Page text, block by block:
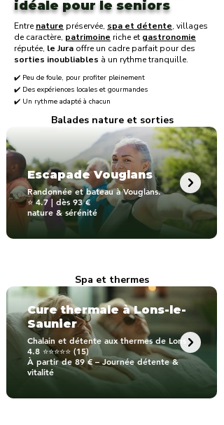
idéale pour le seniors
Entre nature préservée, spa et détente, villages
de caractère, patrimoine riche et gastronomie
réputée, le Jura offre un cadre parfait pour des
sorties inoubliables à un rythme tranquille.
✔️ Peu de foule, pour profiter pleinement
✔️ Des expériences locales et gourmandes
✔️ Un rythme adapté à chacun
Balades nature et sorties
Escapade Vouglans
Randonnée et bateau à Vouglans.
⭐ 4.7 | dès 93 €
nature & sérénité
Spa et thermes
Cure thermale à Lons-le-
Saunier
Chalain et détente aux thermes de Lons
4.8 ⭐⭐⭐⭐⭐ (15)
À partir de 89 € – Journée détente &
vitalité